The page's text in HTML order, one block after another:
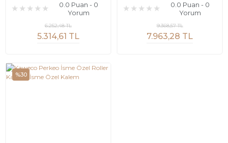
0.0 Puan - 0
Yorum
5.314,61 TL
6.252,48 TL
0.0 Puan - 0
Yorum
7.963,28 TL
9.368,57 TL
%30